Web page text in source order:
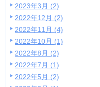
2023年3月 (2)
2022年12月 (2)
2022年11月 (4)
2022年10月 (1)
2022年8月 (2)
2022年7月 (1)
2022年5月 (2)